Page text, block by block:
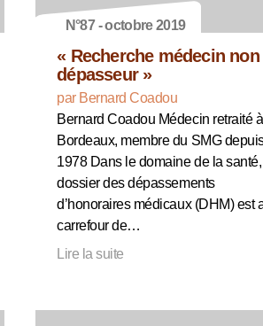
N°87 - octobre 2019
« Recherche médecin non
dépasseur »
par Bernard Coadou
Bernard Coadou Médecin retraité à
Bordeaux, membre du SMG
1978 Dans le domaine de la
dossier des dépassements
d’honoraires médicaux (DHM) est
carrefour de…
Lire la suite